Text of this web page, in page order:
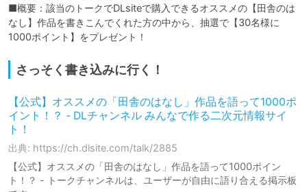
■概要：該当のトークでDLsiteで購入できるオススメの【田舎のは
なし】作品を書きこんでくれた方の中から、抽選で【30名様に
1000ポイント】をプレゼント！
さっそく書き込みに行く！
【公式】オススメの「田舎のはなし」作品を語って1000ポ
イント！？ - DLチャンネル みんなで作る二次元情報サイ
ト！
出典: https://ch.dlsite.com/talk/2885
【公式】オススメの「田舎のはなし」作品を語って1000ポイン
ト！？ - トークチャンネルは、ユーザーが自由に語り合える掲示板